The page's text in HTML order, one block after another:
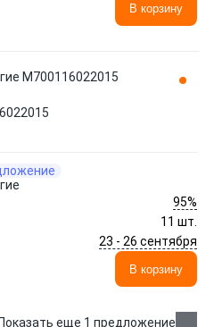
В корзину
M700116022015
95%
11 шт.
23 - 26 сентября
В корзину
Показать еще 1 предложение